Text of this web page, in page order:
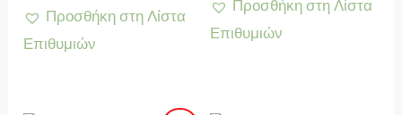
Προσθήκη στη Λίστα
Επιθυμιών
Προσθήκη στη Λίστα
Επιθυμιών